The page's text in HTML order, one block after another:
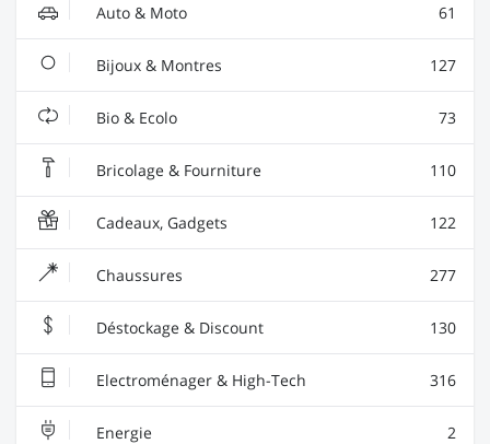
Auto & Moto 61
Bijoux & Montres 127
Bio & Ecolo 73
Bricolage & Fourniture 110
Cadeaux, Gadgets 122
Chaussures 277
Déstockage & Discount 130
Electroménager & High-Tech 316
Energie 2